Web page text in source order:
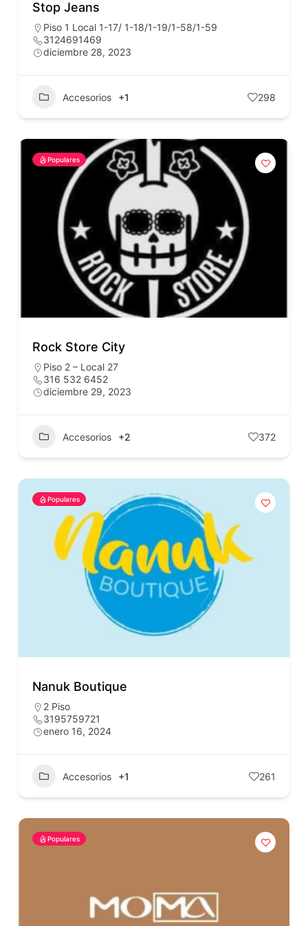
Stop Jeans
Piso 1 Local 1-17/ 1-18/1-19/1-58/1-59
3124691469
diciembre 28, 2023
Accesorios +1 298
Populares
Rock Store City
Piso 2 – Local 27
316 532 6452
diciembre 29, 2023
Accesorios +2 372
Populares
Nanuk Boutique
2 Piso
3195759721
enero 16, 2024
Accesorios +1 261
Populares